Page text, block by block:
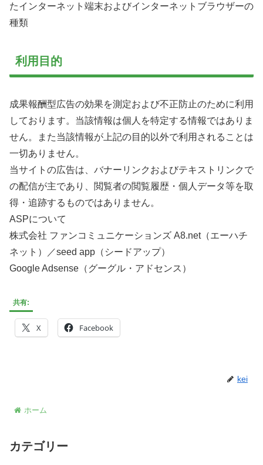
たインターネット端末およびインターネットブラウザーの
種類
利用目的
成果報酬型広告の効果を測定および不正防止のために利用
しております。当該情報は個人を特定する情報ではありま
せん。また当該情報が上記の目的以外で利用されることは
一切ありません。
当サイトの広告は、バナーリンクおよびテキストリンクで
の配信が主であり、閲覧者の閲覧履歴・個人データ等を取
得・追跡するものではありません。
ASPについて
株式会社 ファンコミュニケーションズ A8.net（エーハチ
ネット）／seed app（シードアップ）
Google Adsense（グーグル・アドセンス）
共有:
X Facebook
kei
ホーム
カテゴリー